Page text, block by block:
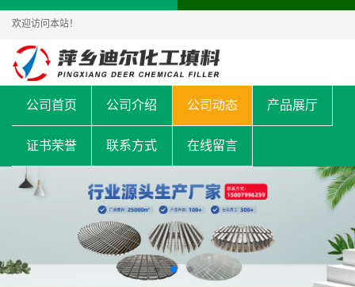
欢迎访问本站！
公司首页 公司介绍 公司动态 产品展厅
证书荣誉 联系方式 在线留言